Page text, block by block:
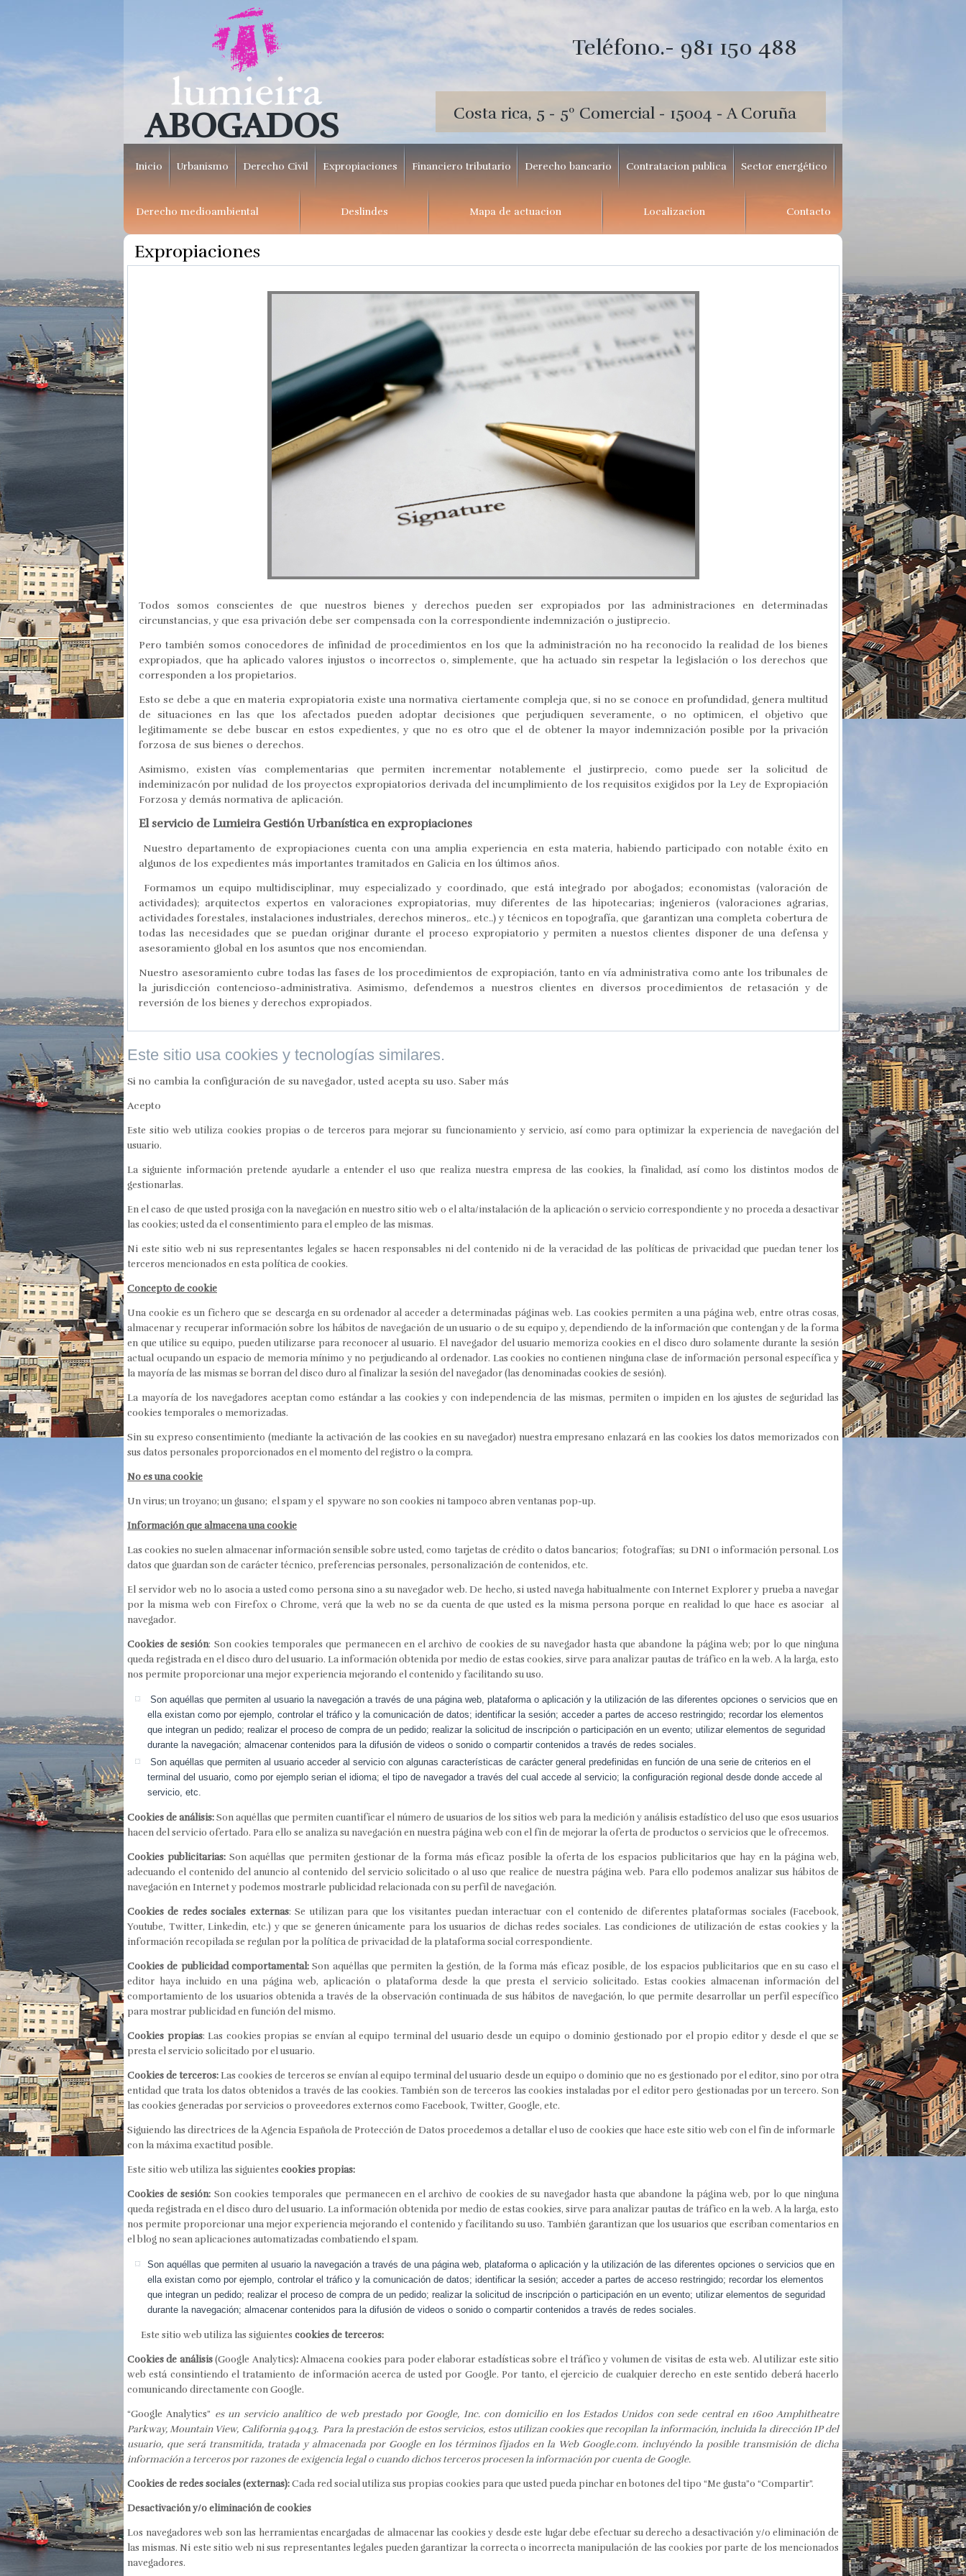
Costa rica, 5 - 5º Comercial - 15004 - A Coruña
Teléfono.- 981 150 488
ABOGADOS
Inicio Urbanismo Derecho Civil Expropiaciones Financiero tributario Derecho bancario Contratacion publica Sector energético
Derecho medioambiental Deslindes Mapa de actuacion Localizacion Contacto
Expropiaciones
Todos somos conscientes de que nuestros bienes y derechos pueden ser expropiados por las administraciones en determinadas
circunstancias, y que esa privación debe ser compensada con la correspondiente indemnización o justiprecio.
Pero también somos conocedores de infinidad de procedimientos en los que la administración no ha reconocido la realidad de los bienes
expropiados, que ha aplicado valores injustos o incorrectos o, simplemente, que ha actuado sin respetar la legislación o los derechos que
corresponden a los propietarios.
Esto se debe a que en materia expropiatoria existe una normativa ciertamente compleja que, si no se conoce en profundidad, genera multitud
de situaciones en las que los afectados pueden adoptar decisiones que perjudiquen severamente, o no optimicen, el objetivo que
legitimamente se debe buscar en estos expedientes, y que no es otro que el de obtener la mayor indemnización posible por la privación
forzosa de sus bienes o derechos.
Asimismo, existen vías complementarias que permiten incrementar notablemente el justirprecio, como puede ser la solicitud de
indeminizacón por nulidad de los proyectos expropiatorios derivada del incumplimiento de los requisitos exigidos por la Ley de Expropiación
Forzosa y demás normativa de aplicación.
El servicio de Lumieira Gestión Urbanística en expropiaciones
Nuestro departamento de expropiaciones cuenta con una amplia experiencia en esta materia, habiendo participado con notable éxito en
algunos de los expedientes más importantes tramitados en Galicia en los últimos años.
Formamos un equipo multidisciplinar, muy especializado y coordinado, que está integrado por abogados; economistas (valoración de
actividades); arquitectos expertos en valoraciones expropiatorias, muy diferentes de las hipotecarias; ingenieros (valoraciones agrarias,
actividades forestales, instalaciones industriales, derechos mineros,. etc..) y técnicos en topografía, que garantizan una completa cobertura de
todas las necesidades que se puedan originar durante el proceso expropiatorio y permiten a nuestos clientes disponer de una defensa y
asesoramiento global en los asuntos que nos encomiendan.
Nuestro asesoramiento cubre todas las fases de los procedimientos de expropiación, tanto en vía administrativa como ante los tribunales de
la jurisdicción contencioso-administrativa. Asimismo, defendemos a nuestros clientes en diversos procedimientos de retasación y de
reversión de los bienes y derechos expropiados.
Este sitio usa cookies y tecnologías similares.
Si no cambia la configuración de su navegador, usted acepta su uso. Saber más
Acepto
Este sitio web utiliza cookies propias o de terceros para mejorar su funcionamiento y servicio, así como para optimizar la experiencia de navegación del
usuario.
La siguiente información pretende ayudarle a entender el uso que realiza nuestra empresa de las cookies, la finalidad, así como los distintos modos de
gestionarlas.
En el caso de que usted prosiga con la navegación en nuestro sitio web o el alta/instalación de la aplicación o servicio correspondiente y no proceda a desactivar
las cookies; usted da el consentimiento para el empleo de las mismas.
Ni este sitio web ni sus representantes legales se hacen responsables ni del contenido ni de la veracidad de las políticas de privacidad que puedan tener los
terceros mencionados en esta política de cookies.
Concepto de cookie
Una cookie es un fichero que se descarga en su ordenador al acceder a determinadas páginas web. Las cookies permiten a una página web, entre otras cosas,
almacenar y recuperar información sobre los hábitos de navegación de un usuario o de su equipo y, dependiendo de la información que contengan y de la forma
en que utilice su equipo, pueden utilizarse para reconocer al usuario. El navegador del usuario memoriza cookies en el disco duro solamente durante la sesión
actual ocupando un espacio de memoria mínimo y no perjudicando al ordenador. Las cookies no contienen ninguna clase de información personal específica y
la mayoría de las mismas se borran del disco duro al finalizar la sesión del navegador (las denominadas cookies de sesión).
La mayoría de los navegadores aceptan como estándar a las cookies y con independencia de las mismas, permiten o impiden en los ajustes de seguridad las
cookies temporales o memorizadas.
Sin su expreso consentimiento (mediante la activación de las cookies en su navegador) nuestra empresano enlazará en las cookies los datos memorizados con
sus datos personales proporcionados en el momento del registro o la compra.
No es una cookie
Un virus; un troyano; un gusano; el spam y el spyware no son cookies ni tampoco abren ventanas pop-up.
Información que almacena una cookie
Las cookies no suelen almacenar información sensible sobre usted, como tarjetas de crédito o datos bancarios; fotografías; su DNI o información personal. Los
datos que guardan son de carácter técnico, preferencias personales, personalización de contenidos, etc.
El servidor web no lo asocia a usted como persona sino a su navegador web. De hecho, si usted navega habitualmente con Internet Explorer y prueba a navegar
por la misma web con Firefox o Chrome, verá que la web no se da cuenta de que usted es la misma persona porque en realidad lo que hace es asociar al
navegador.
Cookies de sesión: Son cookies temporales que permanecen en el archivo de cookies de su navegador hasta que abandone la página web; por lo que ninguna
queda registrada en el disco duro del usuario. La información obtenida por medio de estas cookies, sirve para analizar pautas de tráfico en la web. A la larga, esto
nos permite proporcionar una mejor experiencia mejorando el contenido y facilitando su uso.
Son aquéllas que permiten al usuario la navegación a través de una página web, plataforma o aplicación y la utilización de las diferentes opciones o servicios que en
ella existan como por ejemplo, controlar el tráfico y la comunicación de datos; identificar la sesión; acceder a partes de acceso restringido; recordar los elementos
que integran un pedido; realizar el proceso de compra de un pedido; realizar la solicitud de inscripción o participación en un evento; utilizar elementos de seguridad
durante la navegación; almacenar contenidos para la difusión de videos o sonido o compartir contenidos a través de redes sociales.
Son aquéllas que permiten al usuario acceder al servicio con algunas características de carácter general predefinidas en función de una serie de criterios en el
terminal del usuario, como por ejemplo serian el idioma; el tipo de navegador a través del cual accede al servicio; la configuración regional desde donde accede al
servicio, etc.
Cookies de análisis:Son aquéllas que permiten cuantificar el número de usuarios de los sitios web para la medición y análisis estadístico del uso que esos usuarios
hacen del servicio ofertado. Para ello se analiza su navegación en nuestra página web con el fin de mejorar la oferta de productos o servicios que le ofrecemos.
Cookies publicitarias:Son aquéllas que permiten gestionar de la forma más eficaz posible la oferta de los espacios publicitarios que hay en la página web,
adecuando el contenido del anuncio al contenido del servicio solicitado o al uso que realice de nuestra página web. Para ello podemos analizar sus hábitos de
navegación en Internet y podemos mostrarle publicidad relacionada con su perfil de navegación.
Cookies de redes sociales externas: Se utilizan para que los visitantes puedan interactuar con el contenido de diferentes plataformas sociales (Facebook,
Youtube, Twitter, Linkedin, etc.) y que se generen únicamente para los usuarios de dichas redes sociales. Las condiciones de utilización de estas cookies y la
información recopilada se regulan por la política de privacidad de la plataforma social correspondiente.
Cookies de publicidad comportamental: Son aquéllas que permiten la gestión, de la forma más eficaz posible, de los espacios publicitarios que en su caso el
editor haya incluido en una página web, aplicación o plataforma desde la que presta el servicio solicitado. Estas cookies almacenan información del
comportamiento de los usuarios obtenida a través de la observación continuada de sus hábitos de navegación, lo que permite desarrollar un perfil específico
para mostrar publicidad en función del mismo.
Cookies propias: Las cookies propias se envían al equipo terminal del usuario desde un equipo o dominio gestionado por el propio editor y desde el que se
presta el servicio solicitado por el usuario.
Cookies de terceros:Las cookies de terceros se envían al equipo terminal del usuario desde un equipo o dominio que no es gestionado por el editor, sino por otra
entidad que trata los datos obtenidos a través de las cookies. También son de terceros las cookies instaladas por el editor pero gestionadas por un tercero. Son
las cookies generadas por servicios o proveedores externos como Facebook, Twitter, Google, etc.
Siguiendo las directrices de la Agencia Española de Protección de Datos procedemos a detallar el uso de cookies que hace este sitio web con el fin de informarle
con la máxima exactitud posible.
Este sitio web utiliza las siguientes cookies propias:
Cookies de sesión: Son cookies temporales que permanecen en el archivo de cookies de su navegador hasta que abandone la página web, por lo que ninguna
queda registrada en el disco duro del usuario. La información obtenida por medio de estas cookies, sirve para analizar pautas de tráfico en la web. A la larga, esto
nos permite proporcionar una mejor experiencia mejorando el contenido y facilitando su uso. También garantizan que los usuarios que escriban comentarios en
el blog no sean aplicaciones automatizadas combatiendo el spam.
Son aquéllas que permiten al usuario la navegación a través de una página web, plataforma o aplicación y la utilización de las diferentes opciones o servicios que en
ella existan como por ejemplo, controlar el tráfico y la comunicación de datos; identificar la sesión; acceder a partes de acceso restringido; recordar los elementos
que integran un pedido; realizar el proceso de compra de un pedido; realizar la solicitud de inscripción o participación en un evento; utilizar elementos de seguridad
durante la navegación; almacenar contenidos para la difusión de videos o sonido o compartir contenidos a través de redes sociales.
Este sitio web utiliza las siguientes cookies de terceros:
Cookies de análisis(Google Analytics):Almacena cookies para poder elaborar estadísticas sobre el tráfico y volumen de visitas de esta web. Al utilizar este sitio
web está consintiendo el tratamiento de información acerca de usted por Google. Por tanto, el ejercicio de cualquier derecho en este sentido deberá hacerlo
comunicando directamente con Google.
“Google Analytics” es un servicio analítico de web prestado por Google, Inc. con domicilio en los Estados Unidos con sede central en 1600 Amphitheatre
Parkway, Mountain View, California 94043. Para la prestación de estos servicios, estos utilizan cookies que recopilan la información, incluida la dirección IP del
usuario, que será transmitida, tratada y almacenada por Google en los términos fijados en la Web Google.com. incluyéndo la posible transmisión de dicha
información a terceros por razones de exigencia legal o cuando dichos terceros procesen la información por cuenta de Google.
Cookies de redes sociales (externas):Cada red social utiliza sus propias cookies para que usted pueda pinchar en botones del tipo “Me gusta”o “Compartir”.
Desactivación y/o eliminación de cookies
Los navegadores web son las herramientas encargadas de almacenar las cookies y desde este lugar debe efectuar su derecho a desactivación y/o eliminación de
las mismas. Ni este sitio web ni sus representantes legales pueden garantizar la correcta o incorrecta manipulación de las cookies por parte de los mencionados
navegadores.